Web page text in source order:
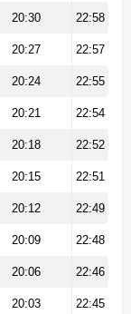
20:30 22:58
20:27 22:57
20:24 22:55
20:21 22:54
20:18 22:52
20:15 22:51
20:12 22:49
20:09 22:48
20:06 22:46
20:03 22:45